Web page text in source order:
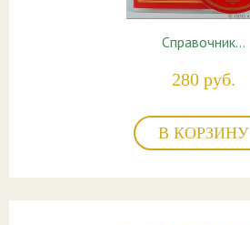
Справочник…
280 руб.
В КОРЗИНУ